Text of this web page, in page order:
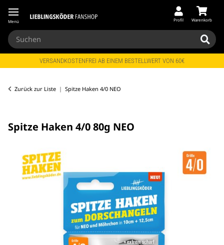
Menü Profil Warenkorb
VERSANDKOSTENFREI AB EINEM BESTELLWERT VON 60€
Zurück zur Liste Spitze Haken 4/0 NEO
Spitze Haken 4/0 80g NEO